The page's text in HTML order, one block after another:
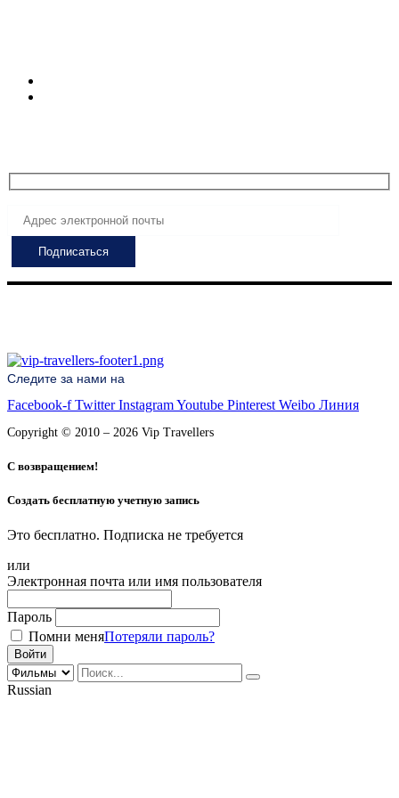
Следите за нами на
Facebook-f Twitter InstagramYoutube Pinterest Weibo Линия
Copyright © 2010 – 2026 Vip Travellers
С возвращением!
Создать бесплатную учетную запись
Это бесплатно. Подписка не требуется
или
Электронная почта или имя пользователя
Пароль
Помни меняПотеряли пароль?
Russian